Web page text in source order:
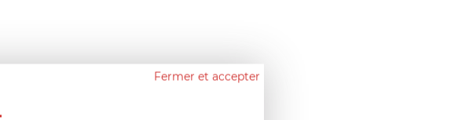
Fermer et accepter